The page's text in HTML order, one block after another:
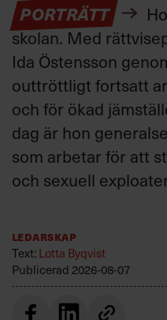
PORTRÄTT
skolan. Med
Ida Östensson
outtröttligt fortsatt
och för ökad
dag är hon
som arbetar för att
och sexuell
Ledarskap
Text: Lotta Byqvist
Publicerad 2026-08-07